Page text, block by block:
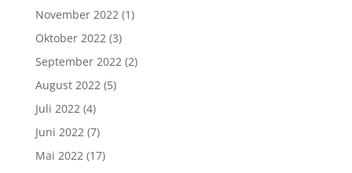
November 2022(1)
Oktober 2022(3)
September 2022(2)
August 2022(5)
Juli 2022(4)
Juni 2022(7)
Mai 2022(17)